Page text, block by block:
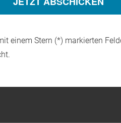
einem Stern (*) markierten